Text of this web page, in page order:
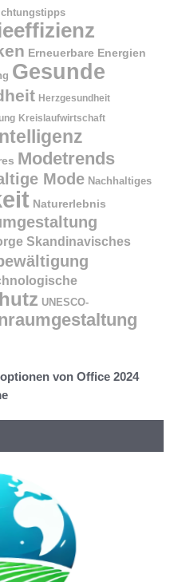
Erneuerbare Energien
Gesunde
Herzgesundheit
Kreislaufwirtschaft
Modetrends
Mode Nachhaltiges
Naturerlebnis
Skandinavisches
UNESCO-
von Office 2024